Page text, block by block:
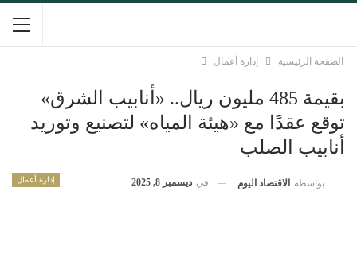
الصفحة الرئيسية إدارة أعمال
بقيمة 485 مليون ريال.. «أنابيب الشرق»
توقع عقدًا مع «هيئة المياه» لتصنيع وتوريد
أنابيب الصلب
إدارة أعمال بواسطة الاقتصاد اليوم في ديسمبر 8, 2025